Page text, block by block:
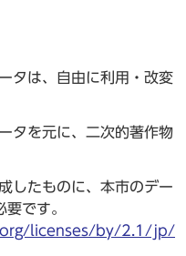
タは、自由に利用・改変
タを元に、二次的著作物
したものに、本市のデー
です。
licenses/by/2.1/jp/